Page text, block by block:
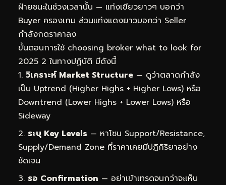
ฝ่ายชนะในช่วงเวลานั้น — แท่งเขียวยาวๆ บอกว่า
Buyer ครองเกม ส่วนแท่งแดงยาวบอกว่า Seller
กำลังกดราคาลง
ขั้นตอนการใช้ choosing broker what to look for
2025 2 ในทางปฏิบัติ มีดังนี้
วิเคราะห์ Market Structure — ดูว่าตลาดกำลัง
เป็น Uptrend (Higher Highs + Higher Lows) หรือ
Downtrend (Lower Highs + Lower Lows) หรือ
Sideway
ระบุ Key Levels — หาโซน Support/Resistance,
Supply/Demand Zone ที่ราคาเคยมีปฏิกิริยาอย่าง
ชัดเจน
รอ Confirmation — อย่าเข้าเทรดจนกว่าจะเห็น